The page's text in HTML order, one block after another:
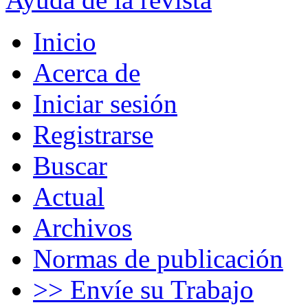
Inicio
Acerca de
Iniciar sesión
Registrarse
Buscar
Actual
Archivos
Normas de publicación
>> Envíe su Trabajo